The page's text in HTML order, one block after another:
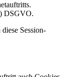
DSGVO.
Session-